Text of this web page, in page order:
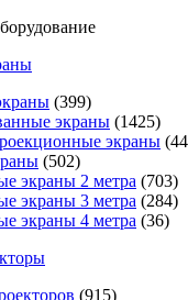
(399)
экраны (1425)
экраны
(502)
экраны 2 метра (703)
экраны 3 метра (284)
экраны 4 метра (36)
(915)